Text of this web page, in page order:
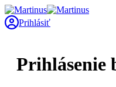
Prihlásiť
Prihlásenie